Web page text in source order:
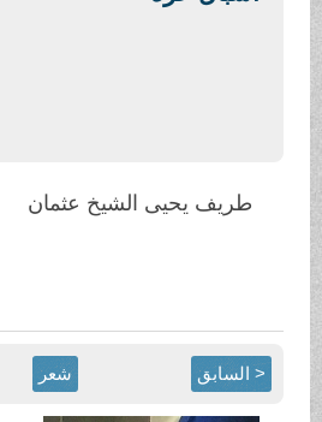
طريف يحيى الشيخ عثمان
< السابق شعر